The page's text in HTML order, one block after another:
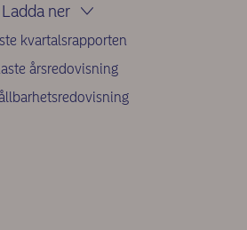
Ladda ner
kvartalsrapporten
årsredovisning